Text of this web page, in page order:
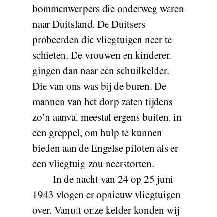
bommenwerpers die onderweg waren
naar Duitsland. De Duitsers
probeerden die vliegtuigen neer te
schieten. De vrouwen en kinderen
gingen dan naar een schuilkelder.
Die van ons was bij de buren. De
mannen van het dorp zaten tijdens
zo’n aanval meestal ergens buiten, in
een greppel, om hulp te kunnen
bieden aan de Engelse piloten als er
een vliegtuig zou neerstorten.
In de nacht van 24 op 25 juni
1943 vlogen er opnieuw vliegtuigen
over. Vanuit onze kelder konden wij